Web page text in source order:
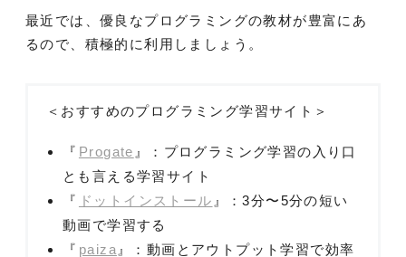
最近では、優良なプログラミングの教材が豊富にあ
るので、積極的に利用しましょう。
＜おすすめのプログラミング学習サイト＞
『 Progate 』：プログラミング学習の入り口
とも言える学習サイト
『 ドットインストール 』：3分〜5分の短い
動画で学習する
『 paiza 』：動画とアウトプット学習で効率